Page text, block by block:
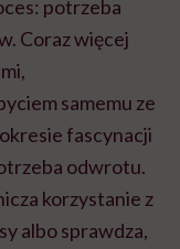
potrzeba
Coraz więcej
samemu ze
fascynacji
odwrotu.
korzystanie z
albo sprawdza,